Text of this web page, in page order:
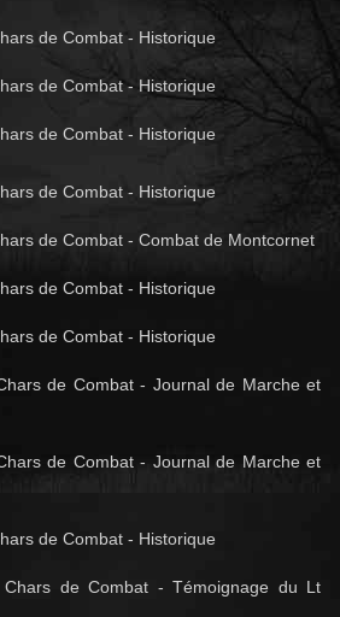
de Combat - Historique
de Combat - Historique
de Combat - Historique
de Combat - Historique
de Combat - Combat de Montcornet
de Combat - Historique
de Combat - Historique
de Combat - Journal de Marche et
de Combat - Journal de Marche et
de Combat - Historique
de Combat - Témoignage du Lt